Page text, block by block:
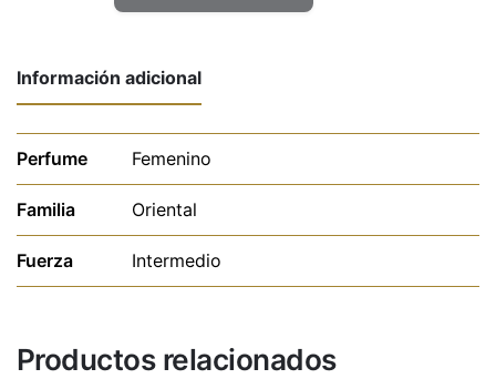
Información adicional
Perfume Femenino
Familia Oriental
Fuerza Intermedio
Productos relacionados